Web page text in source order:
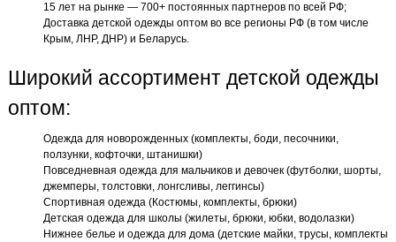
15 лет на рынке — 700+ постоянных партнеров по всей РФ;
Доставка детской одежды оптом во все регионы РФ (в том числе
Крым, ЛНР, ДНР) и Беларусь.
Широкий ассортимент детской одежды
оптом:
Одежда для новорожденных (комплекты, боди, песочники,
ползунки, кофточки, штанишки)
Повседневная одежда для мальчиков и девочек (футболки, шорты,
джемперы, толстовки, лонгсливы, леггинсы)
Спортивная одежда (Костюмы, комплекты, брюки)
Детская одежда для школы (жилеты, брюки, юбки, водолазки)
Нижнее белье и одежда для дома (детские майки, трусы, комплекты